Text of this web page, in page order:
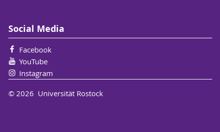
Social Media
Facebook
YouTube
Instagram
© 2026 Universität Rostock